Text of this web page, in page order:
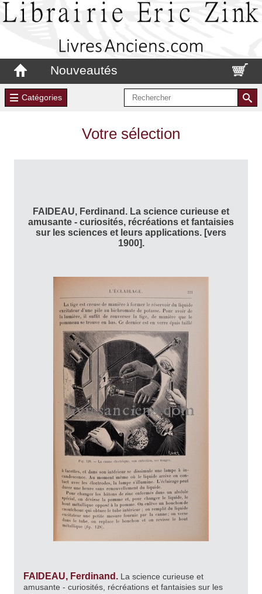
Nouveautés
Catégories
Votre sélection
FAIDEAU, Ferdinand. La science curieuse et
amusante - curiosités, récréations et fantaisies
sur les sciences et leurs applications. [vers
1900].
FAIDEAU, Ferdinand. La science curieuse et
amusante - curiosités, récréations et fantaisies sur les